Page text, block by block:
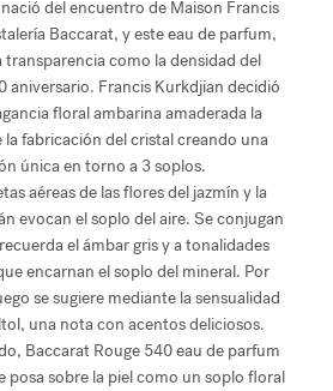
del encuentro de Maison Francis
Baccarat, y este eau de parfum,
como la densidad del
aniversario. Francis Kurkdjian decidió
floral ambarina amaderada la
fabricación del cristal creando una
única en torno a 3 soplos.
aéreas de las flores del jazmín y la
evocan el soplo del aire. Se conjugan
el ámbar gris y a tonalidades
encarnan el soplo del mineral. Por
se sugiere mediante la sensualidad
una nota con acentos deliciosos.
Baccarat Rouge 540 eau de parfum
posa sobre la piel como un soplo floral